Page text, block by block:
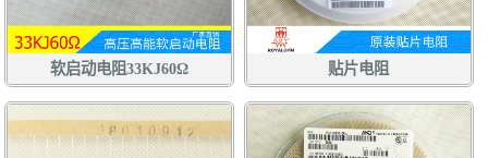
软启动电阻33KJ60Ω 贴片电阻